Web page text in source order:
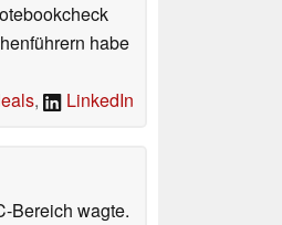
habe
, LinkedIn
Bereich wagte.